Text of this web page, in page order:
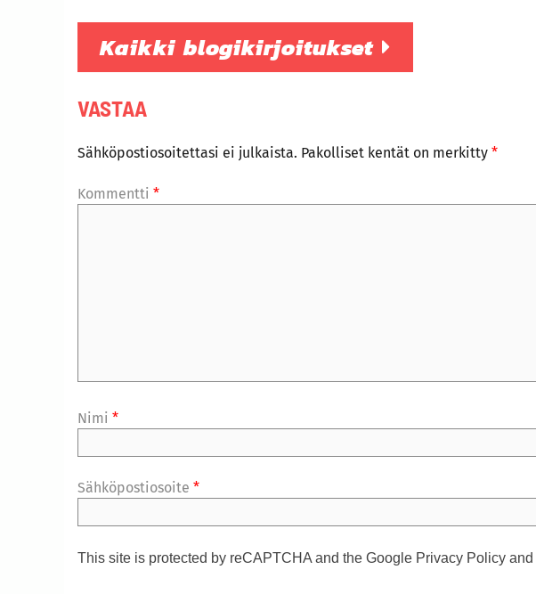
Kaikki blogikirjoitukset
VASTAA
Sähköpostiosoitettasi ei julkaista. Pakolliset kentät on merkitty *
Kommentti *
Nimi *
Sähköpostiosoite *
This site is protected by reCAPTCHA and the Google Privacy Policy and